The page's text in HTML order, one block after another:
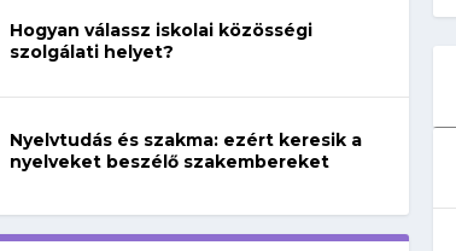
Hogyan válassz iskolai közösségi
szolgálati helyet?
Nyelvtudás és szakma: ezért keresik a
nyelveket beszélő szakembereket